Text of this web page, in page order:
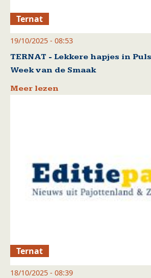
Ternat
19/10/2025 - 08:53
TERNAT - Lekkere hapjes in
Week van de Smaak
Meer lezen
Ternat
18/10/2025 - 08:39